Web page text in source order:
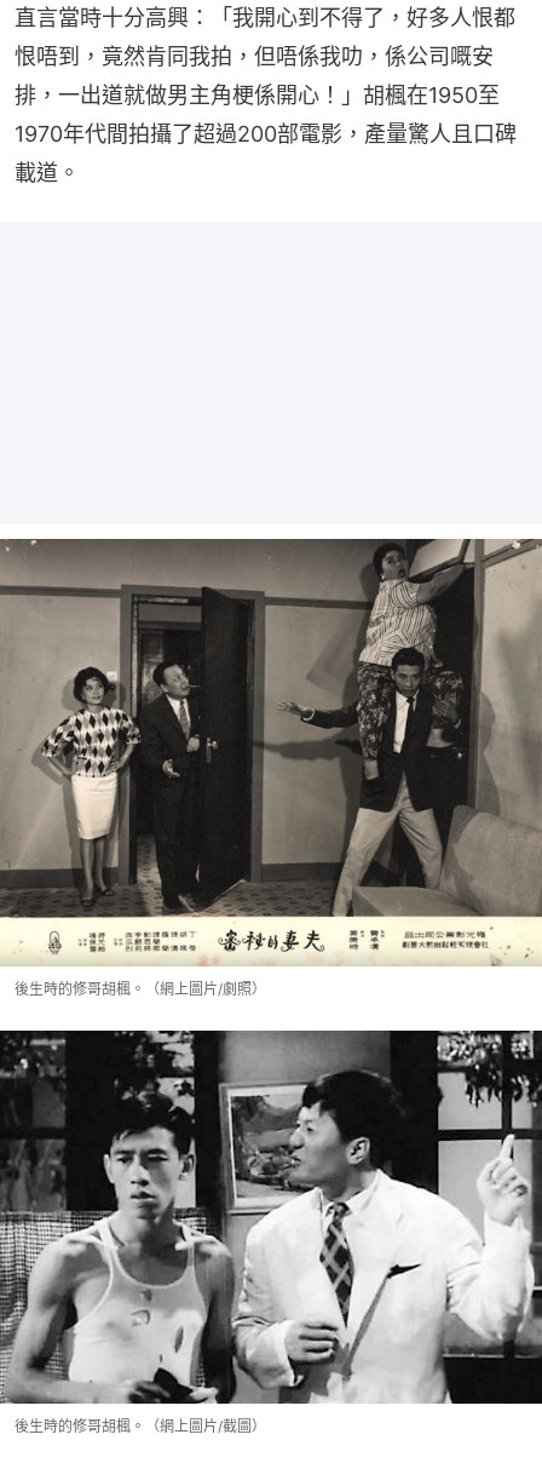
直言當時十分高興：「我開心到不得了，好多人恨都
恨唔到，竟然肯同我拍，但唔係我叻，係公司嘅安
排，一出道就做男主角梗係開心！」胡楓在1950至
1970年代間拍攝了超過200部電影，產量驚人且口碑
載道。
後生時的修哥胡楓。（網上圖片/劇照）
後生時的修哥胡楓。（網上圖片/截圖）